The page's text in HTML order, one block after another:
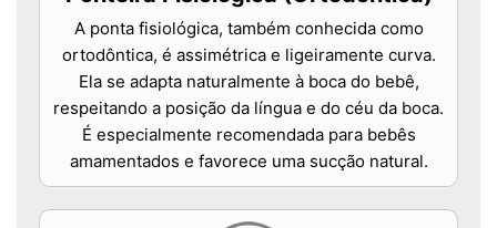
A ponta fisiológica, também conhecida como
ortodôntica, é assimétrica e ligeiramente curva.
Ela se adapta naturalmente à boca do bebê,
respeitando a posição da língua e do céu da boca.
É especialmente recomendada para bebês
amamentados e favorece uma sucção natural.